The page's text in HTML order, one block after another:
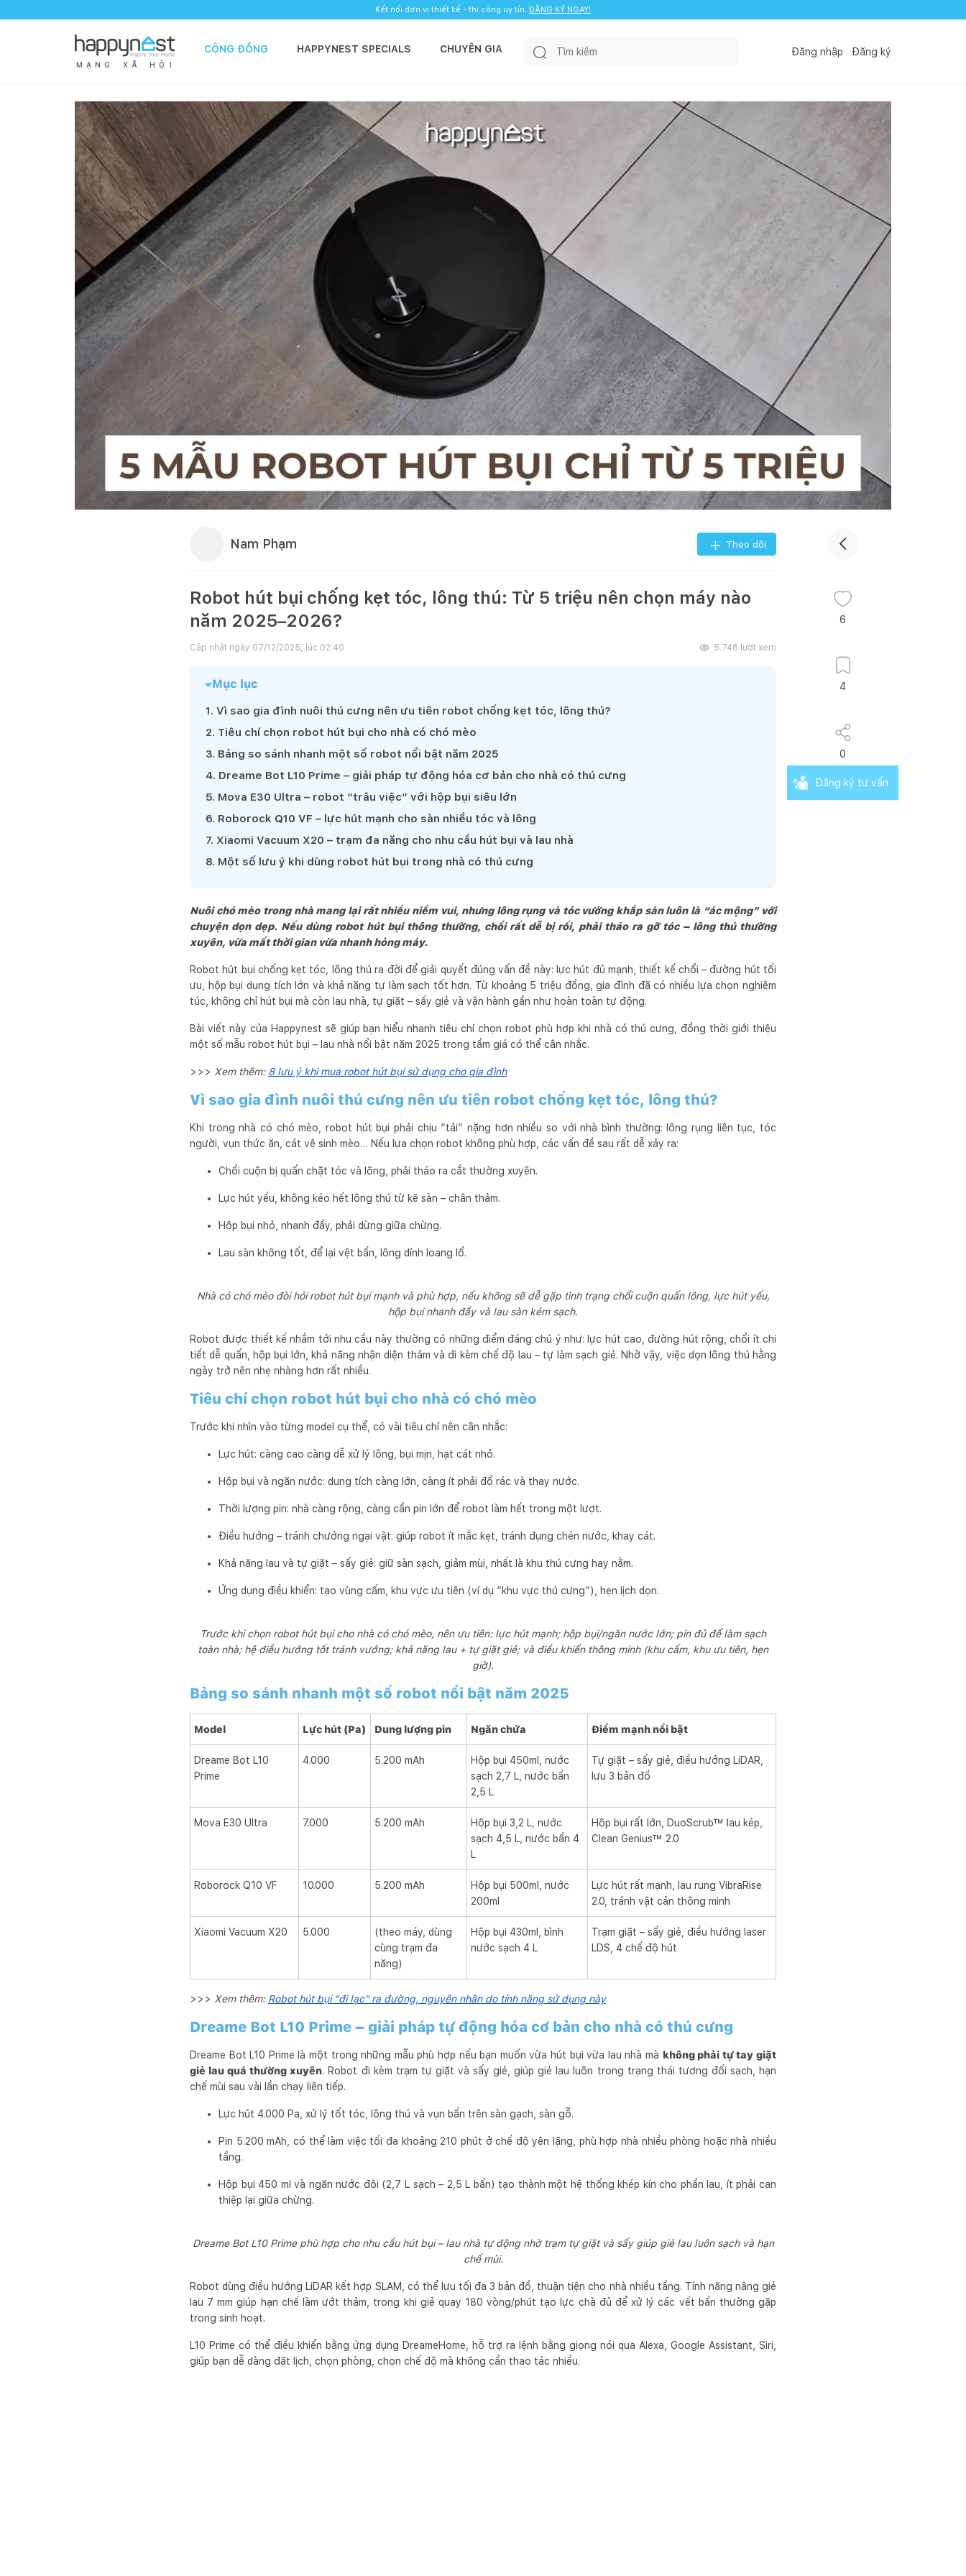
Kết nối đơn vị thiết kế - thi công uy tín. ĐĂNG KÝ NGAY!
M Ạ N G X Ã H Ộ I
CỘNG ĐỒNG HAPPYNEST SPECIALS CHUYÊN GIA Đăng nhập Đăng ký
Nam Phạm Theo dõi
Robot hút bụi chống kẹt tóc, lông thú: Từ 5 triệu nên chọn máy nào
năm 2025–2026?
Cập nhật ngày 07/12/2025, lúc 02:40 5.748 lượt xem
Mục lục
1. Vì sao gia đình nuôi thú cưng nên ưu tiên robot chống kẹt tóc, lông thú?
2. Tiêu chí chọn robot hút bụi cho nhà có chó mèo
3. Bảng so sánh nhanh một số robot nổi bật năm 2025
4. Dreame Bot L10 Prime – giải pháp tự động hóa cơ bản cho nhà có thú cưng
5. Mova E30 Ultra – robot “trâu việc” với hộp bụi siêu lớn
6. Roborock Q10 VF – lực hút mạnh cho sàn nhiều tóc và lông
7. Xiaomi Vacuum X20 – trạm đa năng cho nhu cầu hút bụi và lau nhà
8. Một số lưu ý khi dùng robot hút bụi trong nhà có thú cưng
Nuôi chó mèo trong nhà mang lại rất nhiều niềm vui, nhưng lông rụng và tóc vướng khắp sàn luôn là “ác mộng” với
chuyện dọn dẹp. Nếu dùng robot hút bụi thông thường, chổi rất dễ bị rối, phải tháo ra gỡ tóc – lông thú thường
xuyên, vừa mất thời gian vừa nhanh hỏng máy.
Robot hút bụi chống kẹt tóc, lông thú ra đời để giải quyết đúng vấn đề này: lực hút đủ mạnh, thiết kế chổi – đường hút tối
ưu, hộp bụi dung tích lớn và khả năng tự làm sạch tốt hơn. Từ khoảng 5 triệu đồng, gia đình đã có nhiều lựa chọn nghiêm
túc, không chỉ hút bụi mà còn lau nhà, tự giặt – sấy giẻ và vận hành gần như hoàn toàn tự động.
Bài viết này của Happynest sẽ giúp bạn hiểu nhanh tiêu chí chọn robot phù hợp khi nhà có thú cưng, đồng thời giới thiệu
một số mẫu robot hút bụi – lau nhà nổi bật năm 2025 trong tầm giá có thể cân nhắc.
>>> Xem thêm: 8 lưu ý khi mua robot hút bụi sử dụng cho gia đình
Vì sao gia đình nuôi thú cưng nên ưu tiên robot chống kẹt tóc, lông thú?
Khi trong nhà có chó mèo, robot hút bụi phải chịu “tải” nặng hơn nhiều so với nhà bình thường: lông rụng liên tục, tóc
người, vụn thức ăn, cát vệ sinh mèo… Nếu lựa chọn robot không phù hợp, các vấn đề sau rất dễ xảy ra:
Chổi cuộn bị quấn chặt tóc và lông, phải tháo ra cắt thường xuyên.
Lực hút yếu, không kéo hết lông thú từ kẽ sàn – chân thảm.
Hộp bụi nhỏ, nhanh đầy, phải dừng giữa chừng.
Lau sàn không tốt, để lại vệt bẩn, lông dính loang lổ.
Nhà có chó mèo đòi hỏi robot hút bụi mạnh và phù hợp, nếu không sẽ dễ gặp tình trạng chổi cuộn quấn lông, lực hút yếu,
hộp bụi nhanh đầy và lau sàn kém sạch.
Robot được thiết kế nhắm tới nhu cầu này thường có những điểm đáng chú ý như: lực hút cao, đường hút rộng, chổi ít chi
tiết dễ quấn, hộp bụi lớn, khả năng nhận diện thảm và đi kèm chế độ lau – tự làm sạch giẻ. Nhờ vậy, việc dọn lông thú hằng
ngày trở nên nhẹ nhàng hơn rất nhiều.
Tiêu chí chọn robot hút bụi cho nhà có chó mèo
Trước khi nhìn vào từng model cụ thể, có vài tiêu chí nên cân nhắc:
Lực hút: càng cao càng dễ xử lý lông, bụi mịn, hạt cát nhỏ.
Hộp bụi và ngăn nước: dung tích càng lớn, càng ít phải đổ rác và thay nước.
Thời lượng pin: nhà càng rộng, càng cần pin lớn để robot làm hết trong một lượt.
Điều hướng – tránh chướng ngại vật: giúp robot ít mắc kẹt, tránh đụng chén nước, khay cát.
Khả năng lau và tự giặt – sấy giẻ: giữ sàn sạch, giảm mùi, nhất là khu thú cưng hay nằm.
Ứng dụng điều khiển: tạo vùng cấm, khu vực ưu tiên (ví dụ “khu vực thú cưng”), hẹn lịch dọn.
Trước khi chọn robot hút bụi cho nhà có chó mèo, nên ưu tiên: lực hút mạnh; hộp bụi/ngăn nước lớn; pin đủ để làm sạch
toàn nhà; hệ điều hướng tốt tránh vướng; khả năng lau + tự giặt giẻ; và điều khiển thông minh (khu cấm, khu ưu tiên, hẹn
giờ).
Bảng so sánh nhanh một số robot nổi bật năm 2025
Model Lực hút (Pa) Dung lượng pin Ngăn chứa Điểm mạnh nổi bật
Dreame Bot L10
Prime
4.000 5.200 mAh
Hộp bụi 450ml, nước
sạch 2,7 L, nước bẩn
2,5 L
Tự giặt – sấy giẻ, điều hướng LiDAR,
lưu 3 bản đồ
Mova E30 Ultra 7.000 5.200 mAh
Hộp bụi 3,2 L, nước
sạch 4,5 L, nước bẩn 4
L
Hộp bụi rất lớn, DuoScrub™ lau kép,
Clean Genius™ 2.0
Roborock Q10 VF 10.000 5.200 mAh
Hộp bụi 500ml, nước
200ml
Lực hút rất mạnh, lau rung VibraRise
2.0, tránh vật cản thông minh
Xiaomi Vacuum X20 5.000
(theo máy, dùng
cùng trạm đa
năng)
Hộp bụi 430ml, bình
nước sạch 4 L
Trạm giặt – sấy giẻ, điều hướng laser
LDS, 4 chế độ hút
>>> Xem thêm: Robot hút bụi "đi lạc" ra đường, nguyên nhân do tính năng sử dụng này
Dreame Bot L10 Prime – giải pháp tự động hóa cơ bản cho nhà có thú cưng
Dreame Bot L10 Prime là một trong những mẫu phù hợp nếu bạn muốn vừa hút bụi vừa lau nhà mà không phải tự tay giặt
giẻ lau quá thường xuyên. Robot đi kèm trạm tự giặt và sấy giẻ, giúp giẻ lau luôn trong trạng thái tương đối sạch, hạn
chế mùi sau vài lần chạy liên tiếp.
Lực hút 4.000 Pa, xử lý tốt tóc, lông thú và vụn bẩn trên sàn gạch, sàn gỗ.
Pin 5.200 mAh, có thể làm việc tối đa khoảng 210 phút ở chế độ yên lặng, phù hợp nhà nhiều phòng hoặc nhà nhiều
tầng.
Hộp bụi 450 ml và ngăn nước đôi (2,7 L sạch – 2,5 L bẩn) tạo thành một hệ thống khép kín cho phần lau, ít phải can
thiệp lại giữa chừng.
Dreame Bot L10 Prime phù hợp cho nhu cầu hút bụi – lau nhà tự động nhờ trạm tự giặt và sấy giúp giẻ lau luôn sạch và hạn
chế mùi.
Robot dùng điều hướng LiDAR kết hợp SLAM, có thể lưu tối đa 3 bản đồ, thuận tiện cho nhà nhiều tầng. Tính năng nâng giẻ
lau 7 mm giúp hạn chế làm ướt thảm, trong khi giẻ quay 180 vòng/phút tạo lực chà đủ để xử lý các vết bẩn thường gặp
trong sinh hoạt.
L10 Prime có thể điều khiển bằng ứng dụng DreameHome, hỗ trợ ra lệnh bằng giọng nói qua Alexa, Google Assistant, Siri,
giúp bạn dễ dàng đặt lịch, chọn phòng, chọn chế độ mà không cần thao tác nhiều.
6
4
0
Đăng ký tư vấn